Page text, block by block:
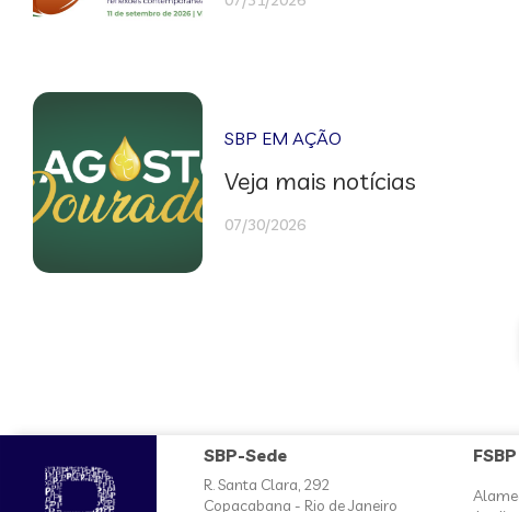
SBP EM AÇÃO
Veja mais notícias
07/30/2026
SBP-Sede
R. Santa Clara, 292
Copacabana - Rio de Janeiro
FSBP